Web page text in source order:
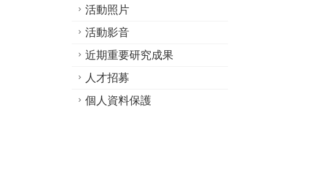
活動照片
活動影音
近期重要研究成果
人才招募
個人資料保護